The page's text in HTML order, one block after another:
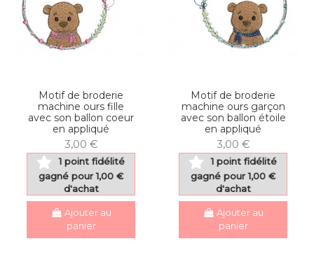
Motif de broderie
machine ours fille
avec son ballon coeur
en appliqué
3,00 €
1 point fidélité
gagné pour 1,00 €
d'achat
Ajouter au
panier
Motif de broderie
machine ours garçon
avec son ballon étoile
en appliqué
3,00 €
1 point fidélité
gagné pour 1,00 €
d'achat
Ajouter au
panier